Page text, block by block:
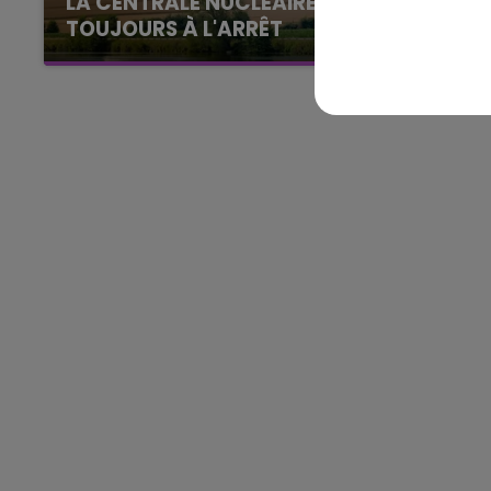
TOUJOURS À L'ARRÊT
Cela fait déjà une semaine que la centrale
justifiée par la sécheresse intense qui est
LE WEEK-END CHAMPAGNE